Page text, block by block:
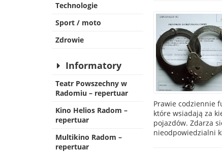
Technologie
Sport / moto
Zdrowie
Informatory
Teatr Powszechny w
Radomiu – repertuar
Kino Helios Radom –
repertuar
Multikino Radom –
repertuar
Prawie codziennie
które wsiadają za
pojazdów. Zdarza
nieodpowiedzialni